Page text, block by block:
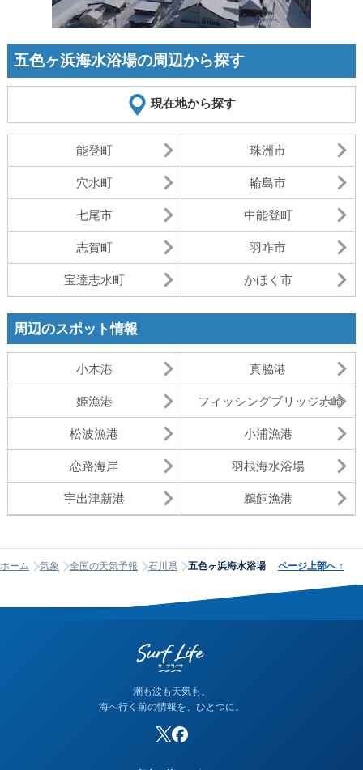
五色ヶ浜海水浴場の周辺から探す
現在地から探す
能登町 珠洲市
穴水町 輪島市
七尾市 中能登町
志賀町 羽咋市
宝達志水町 かほく市
周辺のスポット情報
小木港 真脇港
姫漁港 フィッシングブリッジ赤崎
松波漁港 小浦漁港
恋路海岸 羽根海水浴場
宇出津新港 鵜飼漁港
ホーム 気象 全国の天気予報 石川県 五色ヶ浜海水浴場 ページ上部へ ↑
潮も波も天気も。
海へ行く前の情報を、ひとつに。